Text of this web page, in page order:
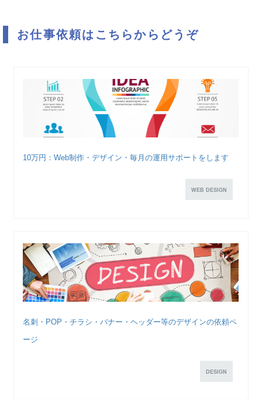
お仕事依頼はこちらからどうぞ
10万円：Web制作・デザイン・毎月の運用サポートをします
WEB DESIGN
名刺・POP・チラシ・バナー・ヘッダー等のデザインの依頼ペ
ージ
DESIGN